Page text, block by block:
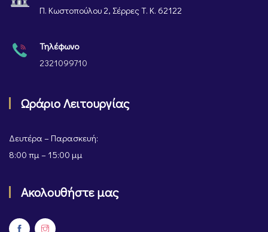
Π. Κωστοπούλου 2, Σέρρες Τ. Κ. 62122
Τηλέφωνο
2321099710
Ωράριο Λειτουργίας
Δευτέρα – Παρασκευή:
8:00 πμ – 15:00 μμ
Ακολουθήστε μας